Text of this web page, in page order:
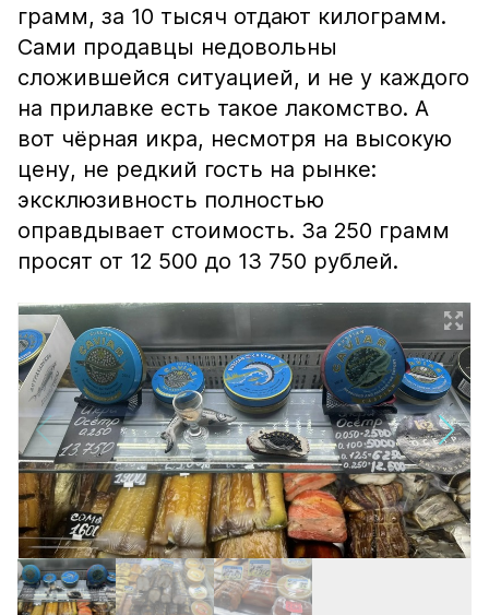
грамм, за 10 тысяч отдают килограмм.
Сами продавцы недовольны
сложившейся ситуацией, и не у каждого
на прилавке есть такое лакомство. А
вот чёрная икра, несмотря на высокую
цену, не редкий гость на рынке:
эксклюзивность полностью
оправдывает стоимость. За 250 грамм
просят от 12 500 до 13 750 рублей.